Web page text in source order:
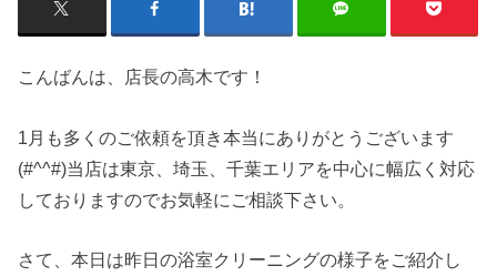
こんばんは、店長の高木です！
1月も多くのご依頼を頂き本当にありがとうございます
(#^^#)当店は東京、埼玉、千葉エリアを中心に幅広く対応
しておりますのでお気軽にご相談下さい。
さて、本日は昨日の浴室クリーニングの様子をご紹介し